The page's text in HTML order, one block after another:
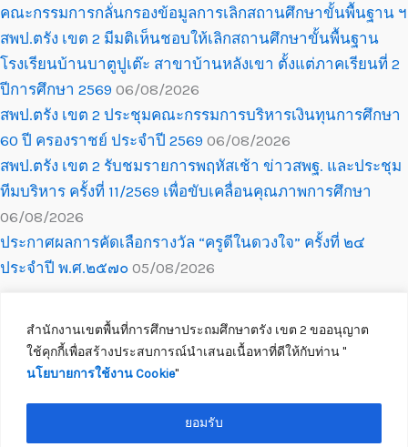
สำนักงานเขตพื้นที่การศึกษาประถมศึกษาตรัง เขต 2 ขออนุญาต
ใช้คุกกี้เพื่อสร้างประสบการณ์นำเสนอเนื้อหาที่ดีให้กับท่าน ''
นโยบายการใช้งาน Cookie''
ยอมรับ
คณะกรรมการกลั่นกรองข้อมูลการเลิกสถานศึกษาขั้นพื้นฐาน ฯ
สพป.ตรัง เขต 2 มีมติเห็นชอบให้เลิกสถานศึกษาขั้นพื้นฐาน
โรงเรียนบ้านบาตูปูเต๊ะ สาขาบ้านหลังเขา ตั้งแต่ภาคเรียนที่ 2
ปีการศึกษา 2569 06/08/2026
สพป.ตรัง เขต 2 ประชุมคณะกรรมการบริหารเงินทุนการศึกษา
60 ปี ครองราชย์ ประจำปี 2569 06/08/2026
สพป.ตรัง เขต 2 รับชมรายการพฤหัสเช้า ข่าวสพฐ. และประชุม
ทีมบริหาร ครั้งที่ 11/2569 เพื่อขับเคลื่อนคุณภาพการศึกษา
06/08/2026
ประกาศผลการคัดเลือกรางวัล “ครูดีในดวงใจ” ครั้งที่ ๒๔
ประจำปี พ.ศ.๒๕๗๐ 05/08/2026
Copyright © 2026 สำนักงานเขตพื้นที่การศึกษาประถมศึกษาตรัง เขต 2